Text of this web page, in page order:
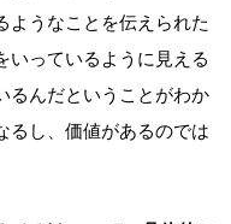
ようなことを伝えられた
いっているように見える
るんだということがわか
るし、価値があるのでは